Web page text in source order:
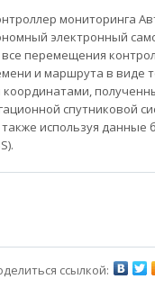
мониторинга
электронный
перемещения
и маршрута в виде
спутниковой
используя данные
ссылкой: